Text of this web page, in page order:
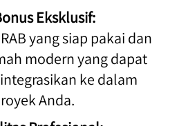
Eksklusif:
yang siap pakai dan
modern yang dapat
ke dalam
Anda.